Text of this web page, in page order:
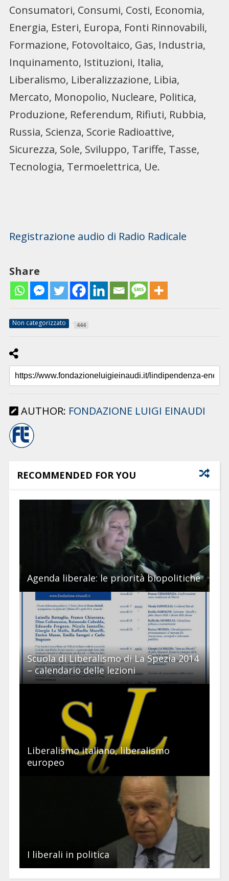
Consumatori, Consumi, Costi, Economia,
Energia, Esteri, Europa, Fonti Rinnovabili,
Formazione, Fotovoltaico, Gas, Industria,
Inquinamento, Istituzioni, Italia,
Liberalismo, Liberalizzazione, Libia,
Mercato, Monopolio, Nucleare, Politica,
Produzione, Referendum, Rifiuti, Rubbia,
Russia, Scienza, Scorie Radioattive,
Sicurezza, Sole, Sviluppo, Tariffe, Tasse,
Tecnologia, Termoelettrica, Ue.
Registrazione audio di Radio Radicale
Share
Non categorizzato 444
AUTHOR: FONDAZIONE LUIGI EINAUDI
RECOMMENDED FOR YOU
Agenda liberale: le priorità biopolitiche
Scuola di Liberalismo di La Spezia 2014
– calendario delle lezioni
Liberalismo italiano, liberalismo
europeo
I liberali in politica